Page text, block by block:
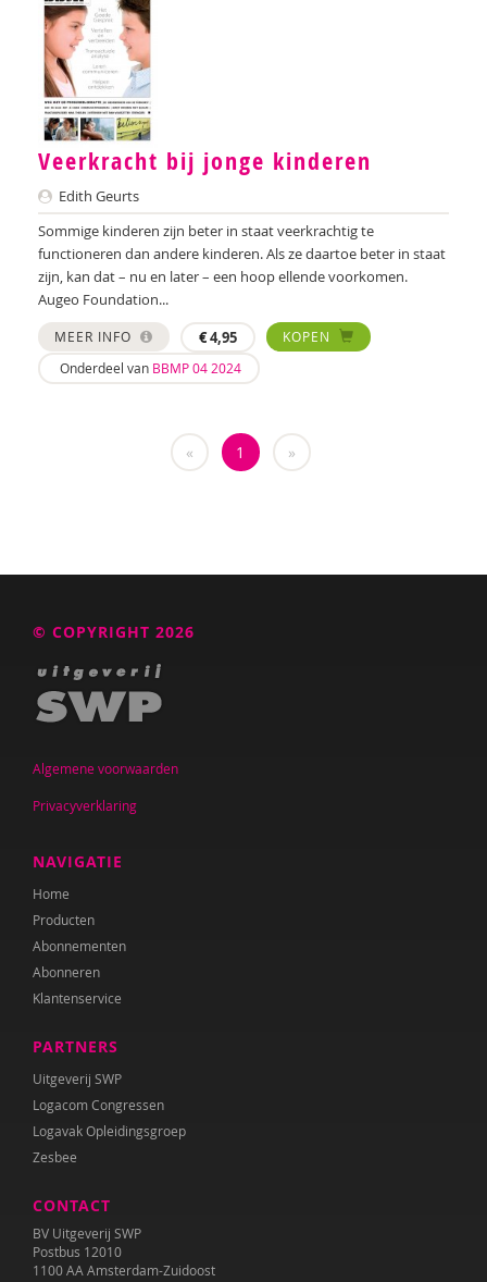
Remco van den Berg
Brenda Berns
Annemiek van Beurden
Anne Bijsterbosch
Mascha Boelaars
Marieke Boelhouwer
Annerieke Boland
Marianne Boogaard
Caroline Boudry
Maryse Broek
Marik Broere
Johnny van Cadsand
Nathalie Camacho
Fanny Cattenstart
Margriet Chorus
Lieve Claeys
Wilmie Colbers
Leony Coppens
Ietje Corman
Veerkracht bij jonge kinderen
Edith Geurts
Sommige kinderen zijn beter in staat veerkrachtig te
functioneren dan andere kinderen. Als ze daartoe beter in staat
zijn, kan dat – nu en later – een hoop ellende voorkomen.
Augeo Foundation...
MEER INFO €4,95
KOPEN
Onderdeel van BBMP 04 2024
« 1 »
© COPYRIGHT 2026
Algemene voorwaarden
Privacyverklaring
NAVIGATIE
Home
Producten
Abonnementen
Abonneren
Klantenservice
PARTNERS
Uitgeverij SWP
Logacom Congressen
Logavak Opleidingsgroep
Zesbee
CONTACT
BV Uitgeverij SWP
Postbus 12010
1100 AA Amsterdam-Zuidoost